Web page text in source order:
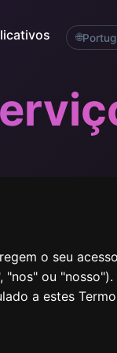
🌐
o seu
ou "nosso").
a estes